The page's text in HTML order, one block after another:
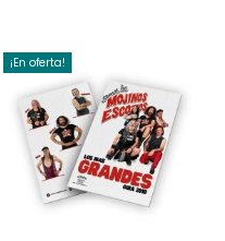
¡En oferta!